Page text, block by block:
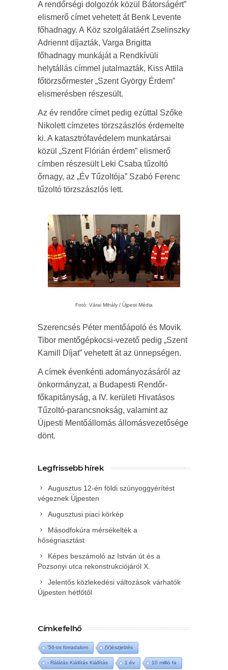
A rendőrségi dolgozók közül Bátorságért”
elismerő címet vehetett át Benk Levente
főhadnagy. A Köz szolgálatáért Zselinszky
Adriennt díjazták, Varga Brigitta
főhadnagy munkáját a Rendkívüli
helytállás címmel jutalmazták, Kiss Attila
főtörzsőrmester „Szent György Érdem”
elismerésben részesült.
Az év rendőre címet pedig ezúttal Szőke
Nikolett címzetes törzszászlós érdemelte
ki. A katasztrófavédelem munkatársai
közül „Szent Flórián érdem” elismerő
címben részesült Leki Csaba tűzoltó
őrnagy, az „Év Tűzoltója” Szabó Ferenc
tűzoltó törzszászlós lett.
Fotó: Várai Mihály / Újpest Média
Szerencsés Péter mentőápoló és Movik
Tibor mentőgépkocsi-vezető pedig „Szent
Kamill Díjat” vehetett át az ünnepségen.
A címek évenkénti adományozásáról az
önkormányzat, a Budapesti Rendőr-
főkapitányság, a IV. kerületi Hivatásos
Tűzoltó-parancsnokság, valamint az
Újpesti Mentőállomás állomásvezetősége
dönt.
Legfrissebb hírek
Augusztus 12-én földi szúnyoggyérítést
végeznek Újpesten
Augusztusi piaci körkép
Másodfokúra mérsékelték a
hőségriasztást
Képes beszámoló az István út és a
Pozsonyi utca rekonstrukciójáról X.
Jelentős közlekedési változások várhatók
Újpesten hétfőtől
Címkefelhő
'56-os forradalom (V)észjelzés
- Rálátás Kiállítás Kiállítás 1 év 10 millió fa